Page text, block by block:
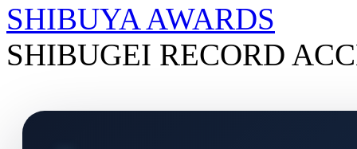
SHIBUYA AWARDS
SHIBUGEI RECORD